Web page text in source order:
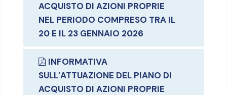
ACQUISTO DI AZIONI PROPRIE
NEL PERIODO COMPRESO TRA IL
20 E IL 23 GENNAIO 2026
INFORMATIVA
SULL’ATTUAZIONE DEL PIANO DI
ACQUISTO DI AZIONI PROPRIE